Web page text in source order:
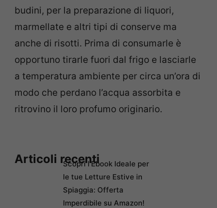
budini, per la preparazione di liquori,
marmellate e altri tipi di conserve ma
anche di risotti. Prima di consumarle è
opportuno tirarle fuori dal frigo e lasciarle
a temperatura ambiente per circa un’ora di
modo che perdano l’acqua assorbita e
ritrovino il loro profumo originario.
Articoli recentiScopri l’Ebook Ideale per
le tue Letture Estive in
Spiaggia: Offerta
Imperdibile su Amazon!